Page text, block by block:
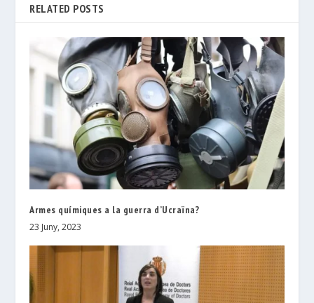
RELATED POSTS
Armes químiques a la guerra d’Ucraïna?
23 Juny, 2023